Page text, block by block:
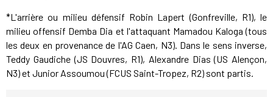
*L'arrière ou milieu défensif Robin Lapert (Gonfreville, R1), le
milieu offensif Demba Dia et l'attaquant Mamadou Kaloga (tous
les deux en provenance de l'AG Caen, N3). Dans le sens inverse,
Teddy Gaudiche (JS Douvres, R1), Alexandre Dias (US Alençon,
N3) et Junior Assoumou (FCUS Saint-Tropez, R2) sont partis.